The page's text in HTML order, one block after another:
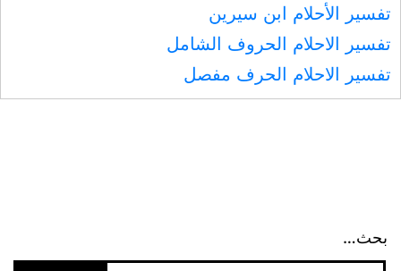
تفسير الأحلام ابن سيرين
تفسير الاحلام الحروف الشامل
تفسير الاحلام الحرف مفصل
بحث…